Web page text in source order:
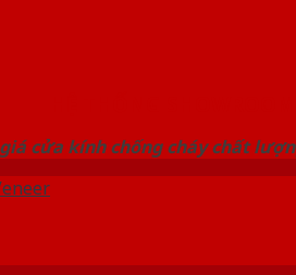
cửa kính chống cháy chất